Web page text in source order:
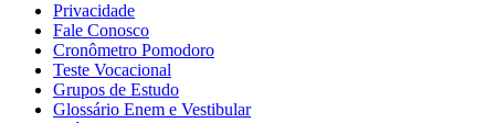
Privacidade
Fale Conosco
Cronômetro Pomodoro
Teste Vocacional
Grupos de Estudo
Glossário Enem e Vestibular